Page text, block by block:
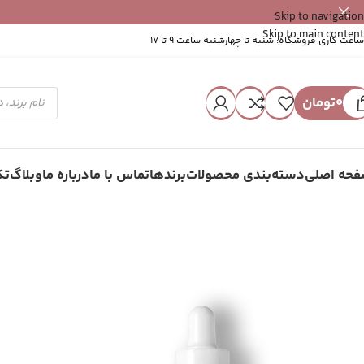
Skip to navigation
Skip to main content
ساعت کاری فروشگاه: شنبه تا چهارشنبه ساعت 9 تا 17
0تومان
اصلیدسته‌بندی محصولاتبرندهاتماس با مادرباره ماوبلاگ